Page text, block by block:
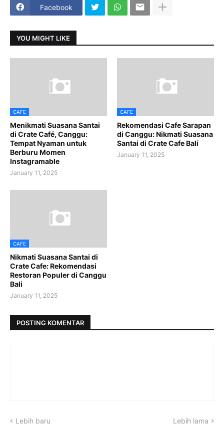
Facebook
YOU MIGHT LIKE
CAFE
Menikmati Suasana Santai
di Crate Café, Canggu:
Tempat Nyaman untuk
Berburu Momen
Instagramable
January 11, 2025
CAFE
Rekomendasi Cafe Sarapan
di Canggu: Nikmati Suasana
Santai di Crate Cafe Bali
January 11, 2025
CAFE
Nikmati Suasana Santai di
Crate Cafe: Rekomendasi
Restoran Populer di Canggu
Bali
January 11, 2025
POSTING KOMENTAR
Lebih baru Lebih lama